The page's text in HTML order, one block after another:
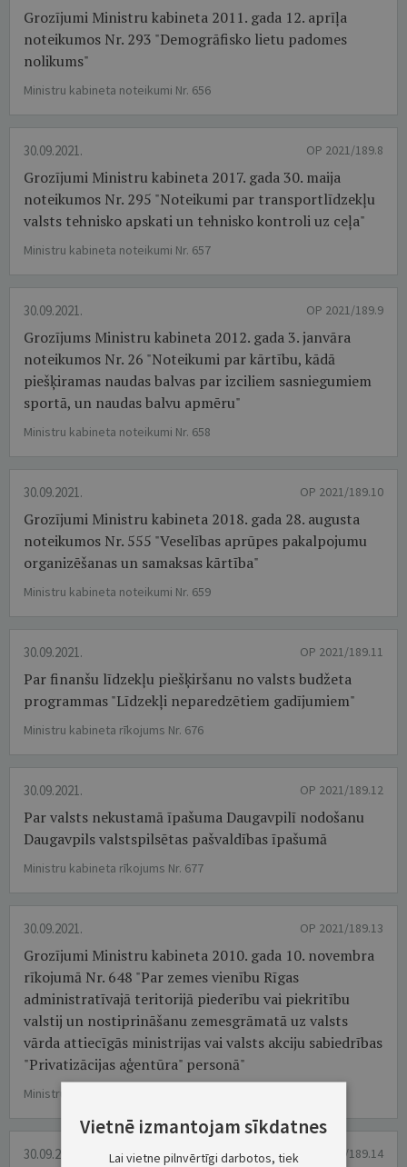
Grozījumi Ministru kabineta 2011. gada 12. aprīļa
noteikumos Nr. 293 "Demogrāfisko lietu padomes
nolikums"
Ministru kabineta noteikumi Nr. 656
30.09.2021. OP 2021/189.8
Grozījumi Ministru kabineta 2017. gada 30. maija
noteikumos Nr. 295 "Noteikumi par transportlīdzekļu
valsts tehnisko apskati un tehnisko kontroli uz ceļa"
Ministru kabineta noteikumi Nr. 657
30.09.2021. OP 2021/189.9
Grozījums Ministru kabineta 2012. gada 3. janvāra
noteikumos Nr. 26 "Noteikumi par kārtību, kādā
piešķiramas naudas balvas par izciliem sasniegumiem
sportā, un naudas balvu apmēru"
Ministru kabineta noteikumi Nr. 658
30.09.2021. OP 2021/189.10
Grozījumi Ministru kabineta 2018. gada 28. augusta
noteikumos Nr. 555 "Veselības aprūpes pakalpojumu
organizēšanas un samaksas kārtība"
Ministru kabineta noteikumi Nr. 659
30.09.2021. OP 2021/189.11
Par finanšu līdzekļu piešķiršanu no valsts budžeta
programmas "Līdzekļi neparedzētiem gadījumiem"
Ministru kabineta rīkojums Nr. 676
30.09.2021. OP 2021/189.12
Par valsts nekustamā īpašuma Daugavpilī nodošanu
Daugavpils valstspilsētas pašvaldības īpašumā
Ministru kabineta rīkojums Nr. 677
30.09.2021. OP 2021/189.13
Grozījumi Ministru kabineta 2010. gada 10. novembra
rīkojumā Nr. 648 "Par zemes vienību Rīgas
administratīvajā teritorijā piederību vai piekritību
valstij un nostiprināšanu zemesgrāmatā uz valsts
vārda attiecīgās ministrijas vai valsts akciju sabiedrības
"Privatizācijas aģentūra" personā"
Ministru kabineta rīkojums Nr. 678
30.09.2021. OP 2021/189.14
Vietnē izmantojam sīkdatnes
Lai vietne pilnvērtīgi darbotos, tiek